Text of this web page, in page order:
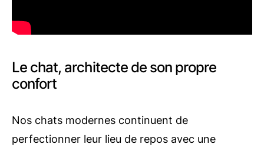
Le chat, architecte de son propre
confort
Nos chats modernes continuent de
perfectionner leur lieu de repos avec une